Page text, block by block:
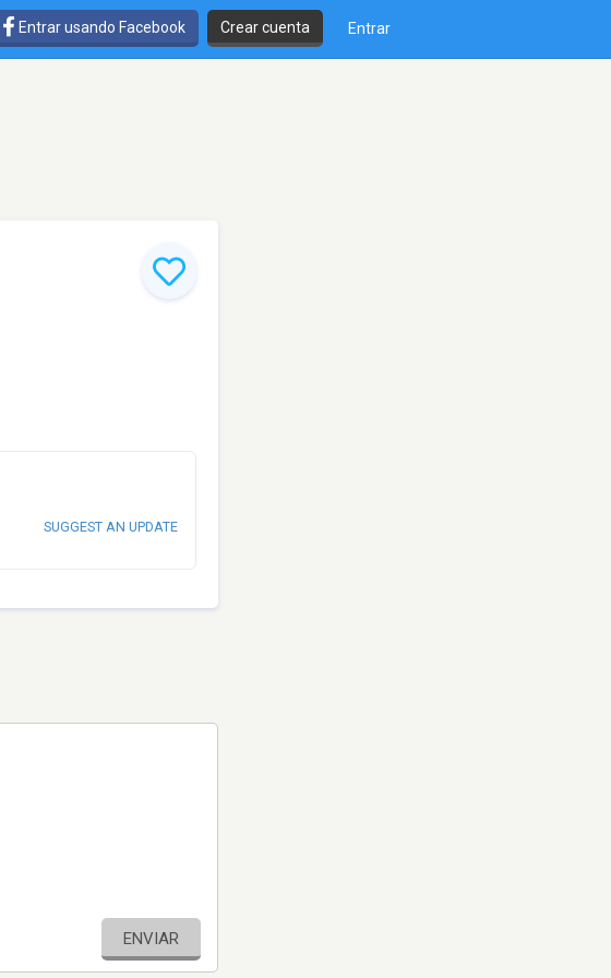
Entrar usando Facebook Crear cuenta Entrar
SUGGEST AN UPDATE
ENVIAR